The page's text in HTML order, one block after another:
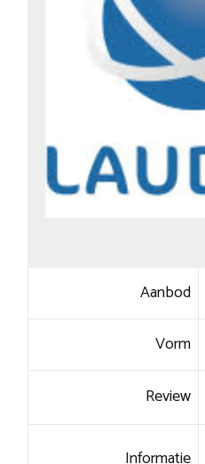
Aanbod
Vorm
Review